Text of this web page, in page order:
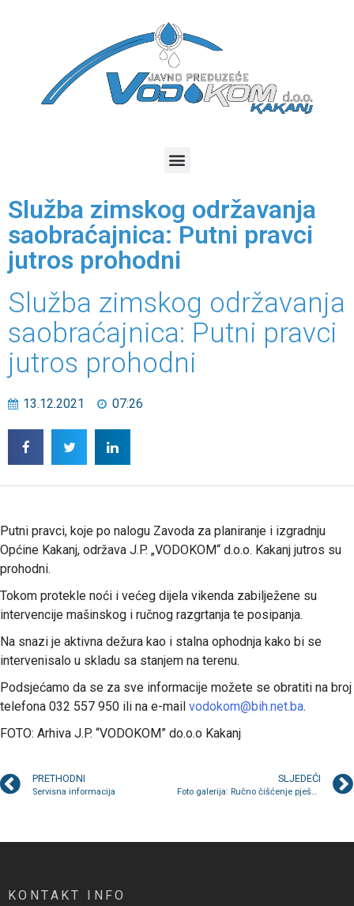
Služba zimskog održavanja
saobraćajnica: Putni pravci
jutros prohodni
Služba zimskog održavanja
saobraćajnica: Putni pravci
jutros prohodni
13.12.2021 07:26
Putni pravci, koje po nalogu Zavoda za planiranje i izgradnju
Općine Kakanj, održava J.P. „VODOKOM“ d.o.o. Kakanj jutros su
prohodni.
Tokom protekle noći i većeg dijela vikenda zabilježene su
intervencije mašinskog i ručnog razgrtanja te posipanja.
Na snazi je aktivna dežura kao i stalna ophodnja kako bi se
intervenisalo u skladu sa stanjem na terenu.
Podsjećamo da se za sve informacije možete se obratiti na broj
telefona 032 557 950 ili na e-mail vodokom@bih.net.ba.
FOTO: Arhiva J.P. “VODOKOM” do.o.o Kakanj
PRETHODNI
Servisna informacija
SLJEDEĆI
Foto galerija: Ručno čišćenje pješačkih površina
KONTAKT INFO